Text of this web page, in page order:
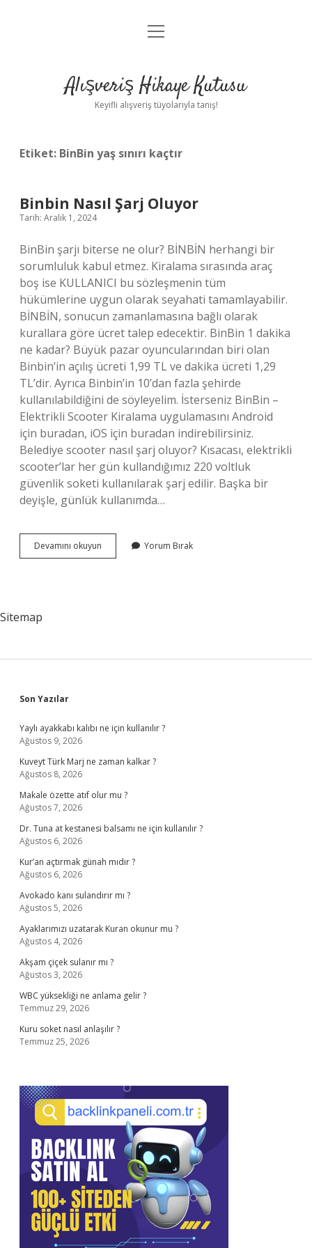
Anasayfa
Yasal Uyarı
menüyü
Alışveriş Hikaye Kutusu
Keyifli alışveriş tüyolarıyla tanış!
Etiket: BinBin yaş sınırı kaçtır
Binbin Nasıl Şarj Oluyor
Tarih: Aralık 1, 2024
BinBin şarjı biterse ne olur? BİNBİN herhangi bir
sorumluluk kabul etmez. Kiralama sırasında araç
boş ise KULLANICI bu sözleşmenin tüm
hükümlerine uygun olarak seyahati tamamlayabilir.
BİNBİN, sonucun zamanlamasına bağlı olarak
kurallara göre ücret talep edecektir. BinBin 1 dakika
ne kadar? Büyük pazar oyuncularından biri olan
Binbin’in açılış ücreti 1,99 TL ve dakika ücreti 1,29
TL’dir. Ayrıca Binbin’in 10’dan fazla şehirde
kullanılabildiğini de söyleyelim. İsterseniz BinBin –
Elektrikli Scooter Kiralama uygulamasını Android
için buradan, iOS için buradan indirebilirsiniz.
Belediye scooter nasıl şarj oluyor? Kısacası, elektrikli
scooter’lar her gün kullandığımız 220 voltluk
güvenlik soketi kullanılarak şarj edilir. Başka bir
deyişle, günlük kullanımda…
Devamını okuyun
Nasıl
Yorum Bırak
Sitemap
Sidebar
Son Yazılar
Yaylı ayakkabı kalıbı ne için kullanılır ?
Ağustos 9, 2026
Kuveyt Türk Marj ne zaman kalkar ?
Ağustos 8, 2026
Makale özette atıf olur mu ?
Ağustos 7, 2026
Dr. Tuna at kestanesi balsamı ne için kullanılır ?
Ağustos 6, 2026
Kur’an açtırmak günah mıdır ?
Ağustos 6, 2026
Avokado kanı sulandırır mı ?
Ağustos 5, 2026
Ayaklarımızı uzatarak Kuran okunur mu ?
Ağustos 4, 2026
Akşam çiçek sulanır mı ?
Ağustos 3, 2026
WBC yüksekliği ne anlama gelir ?
Temmuz 29, 2026
Kuru soket nasıl anlaşılır ?
Temmuz 25, 2026